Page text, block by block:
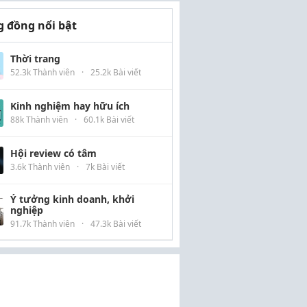
đồng nổi bật
Thời trang
52.3k Thành viên · 25.2k Bài viết
Kinh nghiệm hay hữu ích
88k Thành viên · 60.1k Bài viết
Hội review có tâm
3.6k Thành viên · 7k Bài viết
Ý tưởng kinh doanh, khởi
nghiệp
91.7k Thành viên · 47.3k Bài viết